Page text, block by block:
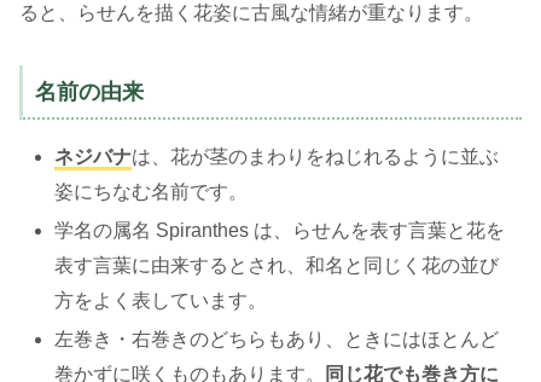
ると、らせんを描く花姿に古風な情緒が重なります。
名前の由来
ネジバナは、花が茎のまわりをねじれるように並ぶ
姿にちなむ名前です。
学名の属名 Spiranthes は、らせんを表す言葉と花を
表す言葉に由来するとされ、和名と同じく花の並び
方をよく表しています。
左巻き・右巻きのどちらもあり、ときにはほとんど
巻かずに咲くものもあります。
同じ花でも巻き方に